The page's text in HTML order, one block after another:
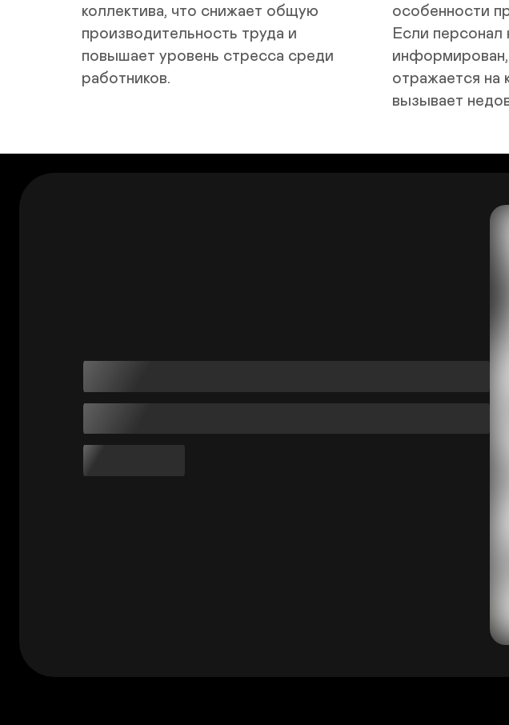
коллектива, что снижает общую
производительность труда и
повышает уровень стресса среди
особенности
Если персонал
отражается на
вызывает